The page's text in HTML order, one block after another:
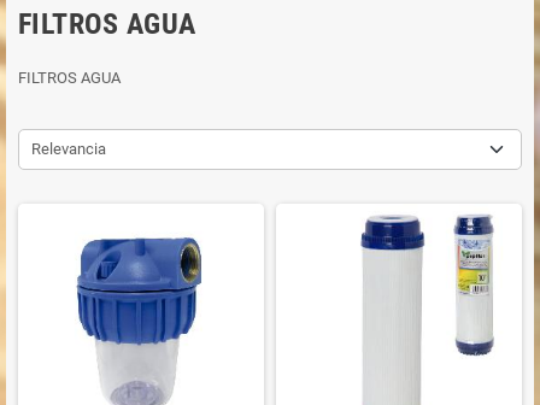
FILTROS AGUA
FILTROS AGUA
Relevancia